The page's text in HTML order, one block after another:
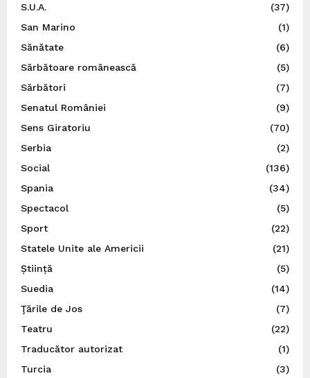
S.U.A.
(37)
San Marino
(1)
Sănătate
(6)
Sărbătoare românească
(5)
Sărbători
(7)
Senatul României
(9)
Sens Giratoriu
(70)
Serbia
(2)
Social
(136)
Spania
(34)
Spectacol
(5)
Sport
(22)
Statele Unite ale Americii
(21)
Știință
(5)
Suedia
(14)
Ţările de Jos
(7)
Teatru
(22)
Traducător autorizat
(1)
Turcia
(3)